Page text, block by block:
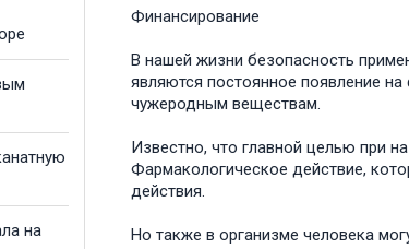
на
Финансирование
В нашей жизни безопасность
являются постоянное появление
чужеродным веществам.
Известно, что главной целью при
Фармакологическое действие,
действия.
Но также в организме человека